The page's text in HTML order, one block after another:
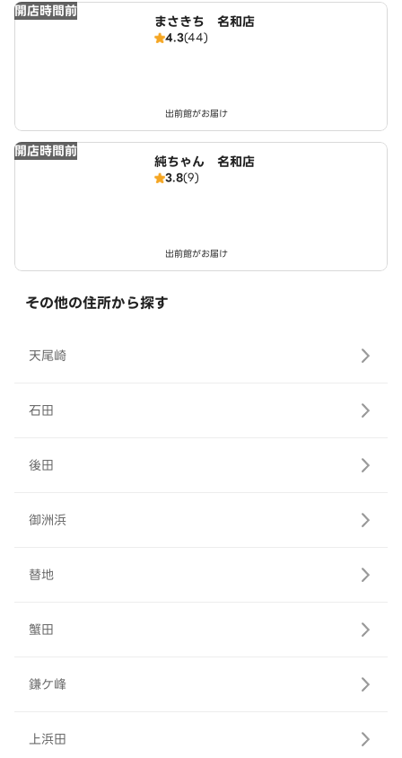
開店時間前
まさきち 名和店
4.3(44)
出前館がお届け
開店時間前
純ちゃん 名和店
3.8(9)
出前館がお届け
その他の住所から探す
天尾崎
石田
後田
御洲浜
替地
蟹田
鎌ケ峰
上浜田